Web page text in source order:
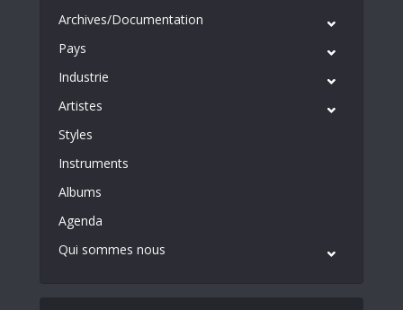
Archives/Documentation
Pays
Industrie
Artistes
Styles
Instruments
Albums
Agenda
Qui sommes nous